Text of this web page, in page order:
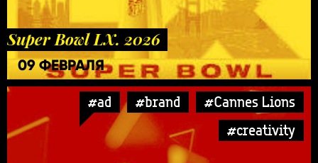
Super Bowl LX. 2026
09 ФЕВРАЛЯ
#ad #brand
#Cannes Lions
#creativity